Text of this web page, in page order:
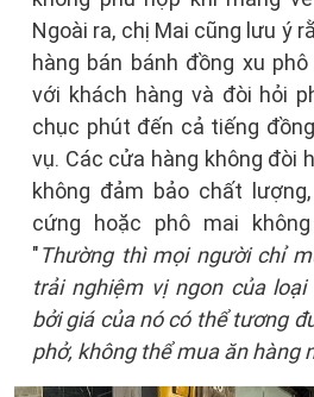
Ngoài ra, chị Mai cũng lưu ý
hàng bán bánh đồng xu
với khách hàng và đòi hỏi
chục phút đến cả tiếng
vụ. Các cửa hàng không đòi
không đảm bảo chất
cứng hoặc phô mai
"Thường thì mọi người chỉ
trải nghiệm vị ngon của loại
bởi giá của nó có thể tương
phở, không thể mua ăn hàng